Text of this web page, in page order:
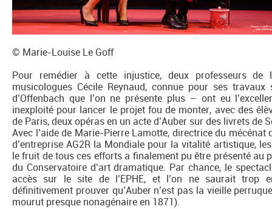
© Marie-Louise Le Goff
Pour remédier à cette injustice, deux professeurs de
musicologues Cécile Reynaud, connue pour ses
d’Offenbach que l’on ne présente plus – ont eu
inexploité pour lancer le projet fou de monter, avec des
de Paris, deux opéras en un acte d’Auber sur des livrets de
Avec l’aide de Marie-Pierre Lamotte, directrice du mécénat
d’entreprise AG2R la Mondiale pour la vitalité artistique,
le fruit de tous ces efforts a finalement pu être présenté au
du Conservatoire d’art dramatique. Par chance, le
accès sur le site de l’EPHE, et l’on ne saurait trop
définitivement prouver qu’Auber n’est pas la vieille
mourut presque nonagénaire en 1871).